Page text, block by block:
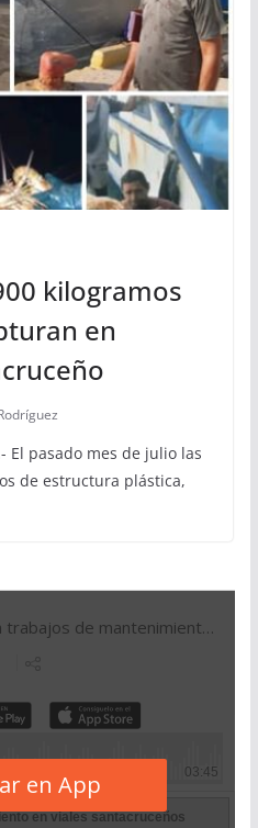
kilogramos
en
El pasado mes de julio las
de estructura plástica,